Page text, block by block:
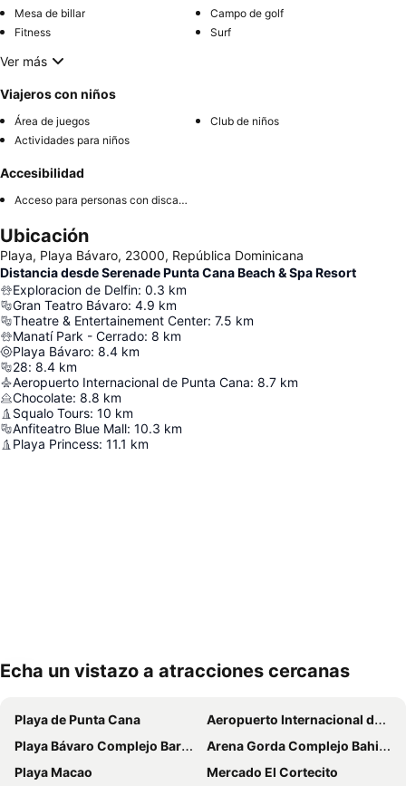
Mesa de billar
Campo de golf
Fitness
Surf
Ver más
Viajeros con niños
Área de juegos
Club de niños
Actividades para niños
Accesibilidad
Acceso para personas con discapacidad
Ubicación
Playa, Playa Bávaro, 23000, República Dominicana
Distancia desde Serenade Punta Cana Beach & Spa Resort
Exploracion de Delfin: 0.3 km
Gran Teatro Bávaro: 4.9 km
Theatre & Entertainement Center: 7.5 km
Manatí Park - Cerrado: 8 km
Playa Bávaro: 8.4 km
28: 8.4 km
Aeropuerto Internacional de Punta Cana: 8.7 km
Chocolate: 8.8 km
Squalo Tours: 10 km
Anfiteatro Blue Mall: 10.3 km
Playa Princess: 11.1 km
Echa un vistazo a atracciones cercanas
Playa de Punta Cana
Aeropuerto Internacional de Punta Cana
Playa Bávaro Complejo Barceló Bávaro
Arena Gorda Complejo Bahia Principe Bavaro
Playa Macao
Mercado El Cortecito